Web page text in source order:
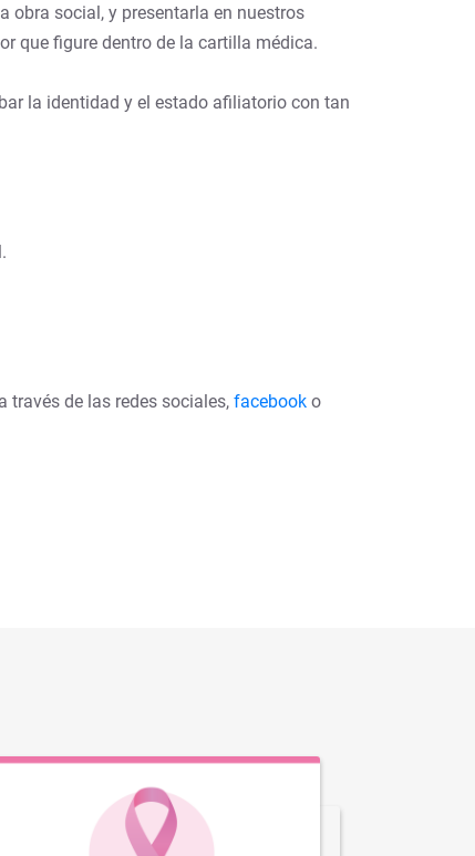
obra social, y presentarla en nuestros
que figure dentro de la cartilla médica.
la identidad y el estado afiliatorio con tan
través de las redes sociales, facebook o